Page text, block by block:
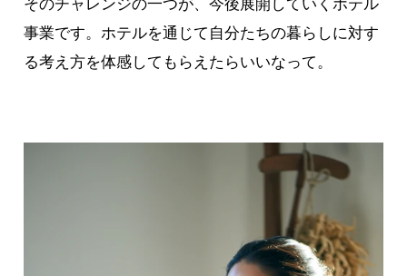
そのチャレンジの一つが、今後展開していくホテル
事業です。ホテルを通じて自分たちの暮らしに対す
る考え方を体感してもらえたらいいなって。